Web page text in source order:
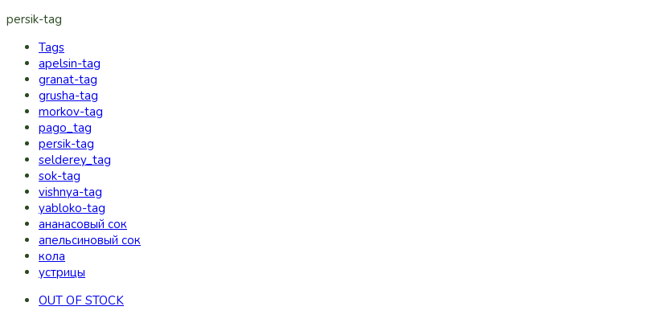
persik-tag
Tags
apelsin-tag
granat-tag
grusha-tag
morkov-tag
pago_tag
persik-tag
selderey_tag
sok-tag
vishnya-tag
yabloko-tag
ананасовый сок
апельсиновый сок
кола
устрицы
OUT OF STOCK